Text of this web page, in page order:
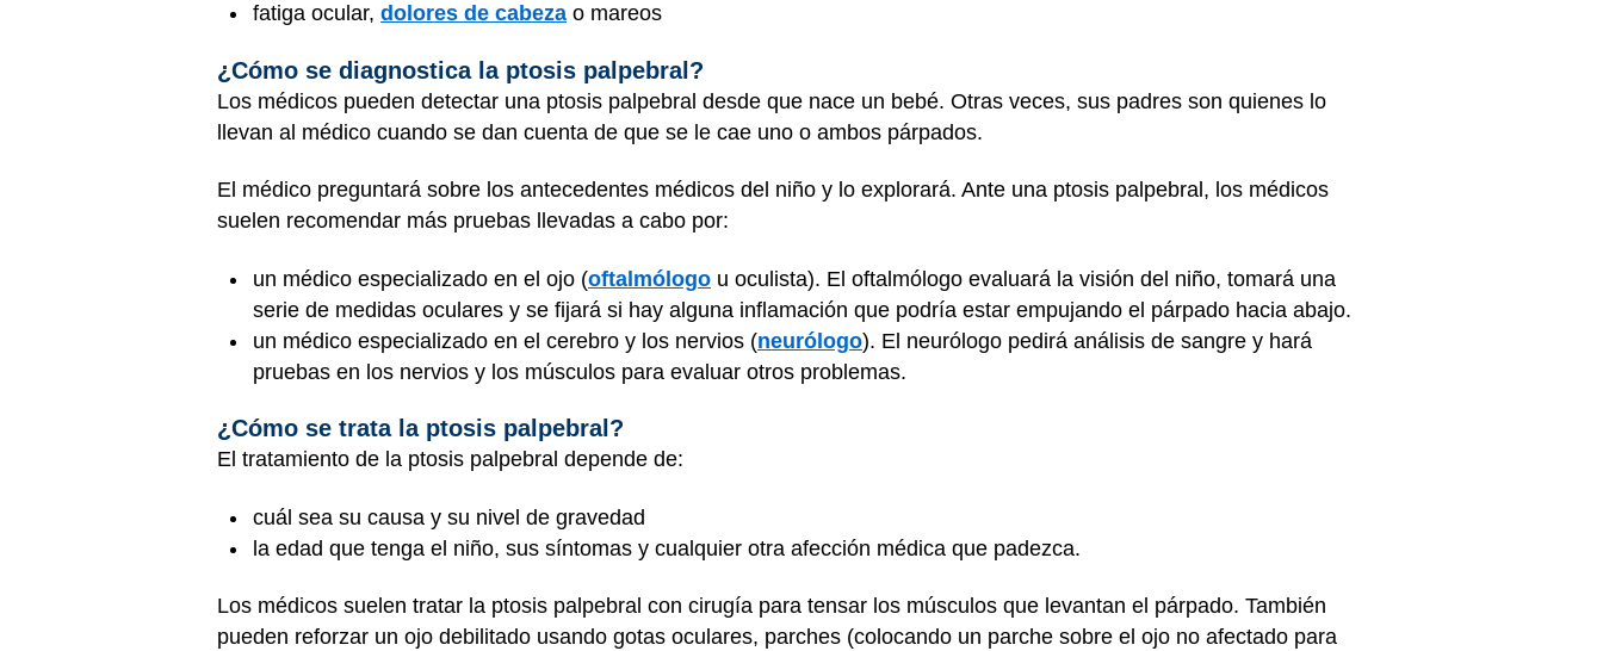
fatiga ocular, dolores de cabeza o mareos
¿Cómo se diagnostica la ptosis palpebral?
Los médicos pueden detectar una ptosis palpebral desde que nace un bebé. Otras veces, sus padres son quienes lo
llevan al médico cuando se dan cuenta de que se le cae uno o ambos párpados.
El médico preguntará sobre los antecedentes médicos del niño y lo explorará. Ante una ptosis palpebral, los médicos
suelen recomendar más pruebas llevadas a cabo por:
un médico especializado en el ojo (oftalmólogo u oculista). El oftalmólogo evaluará la visión del niño, tomará una
serie de medidas oculares y se fijará si hay alguna inflamación que podría estar empujando el párpado hacia abajo.
un médico especializado en el cerebro y los nervios (neurólogo). El neurólogo pedirá análisis de sangre y hará
pruebas en los nervios y los músculos para evaluar otros problemas.
¿Cómo se trata la ptosis palpebral?
El tratamiento de la ptosis palpebral depende de:
cuál sea su causa y su nivel de gravedad
la edad que tenga el niño, sus síntomas y cualquier otra afección médica que padezca.
Los médicos suelen tratar la ptosis palpebral con cirugía para tensar los músculos que levantan el párpado. También
pueden reforzar un ojo debilitado usando gotas oculares, parches (colocando un parche sobre el ojo no afectado para